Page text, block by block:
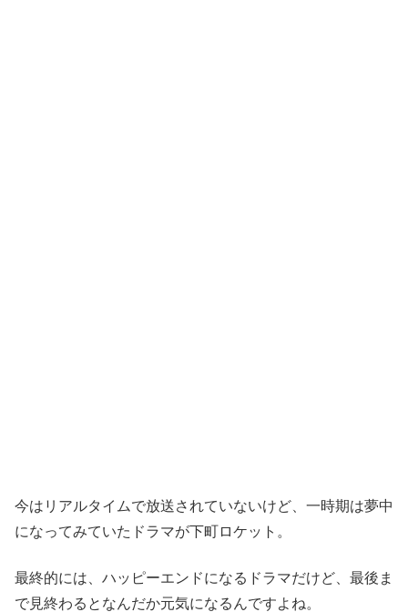
今はリアルタイムで放送されていないけど、一時期は夢中
になってみていたドラマが下町ロケット。
最終的には、ハッピーエンドになるドラマだけど、最後ま
で見終わるとなんだか元気になるんですよね。